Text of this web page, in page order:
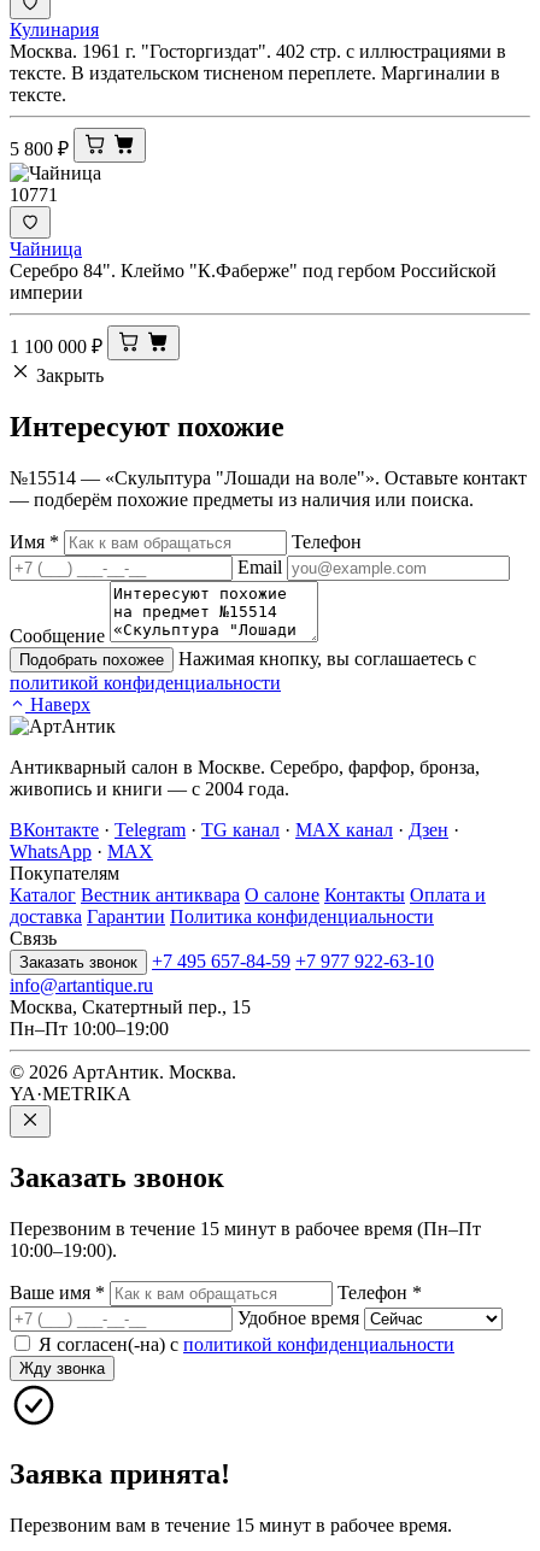
Кулинария
Москва. 1961 г. "Госторгиздат". 402 стр. с иллюстрациями в
тексте. В издательском тисненом переплете. Маргиналии в
тексте.
5 800 ₽
10771
Чайница
Серебро 84". Клеймо "К.Фаберже" под гербом Российской
империи
1 100 000 ₽
Закрыть
Интересуют похожие
№15514 — «Скульптура "Лошади на воле"». Оставьте контакт
— подберём похожие предметы из наличия или поиска.
Имя *
Телефон
Email
Сообщение
Подобрать похожее
Нажимая кнопку, вы соглашаетесь с
политикой конфиденциальности
Наверх
Антикварный салон в Москве. Серебро, фарфор, бронза,
живопись и книги — с 2004 года.
ВКонтакте · Telegram · TG канал · MAX канал · Дзен ·
WhatsApp · MAX
Покупателям
Каталог Вестник антиквара О салоне Контакты Оплата и
доставка Гарантии Политика конфиденциальности
Связь
Заказать звонок +7 495 657-84-59 +7 977 922-63-10
info@artantique.ru
Москва, Скатертный пер., 15
Пн–Пт 10:00–19:00
© 2026 АртАнтик. Москва.
YA·METRIKA
Заказать звонок
Перезвоним в течение 15 минут в рабочее время (Пн–Пт
10:00–19:00).
Ваше имя * Телефон *
Удобное время
Я согласен(-на) с политикой конфиденциальности
Жду звонка
Заявка принята!
Перезвоним вам в течение 15 минут в рабочее время.